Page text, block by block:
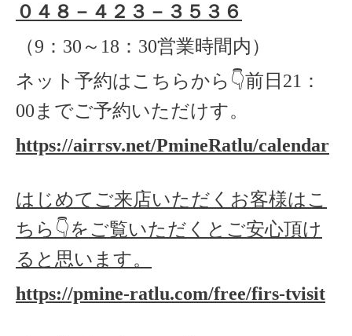
０４８－４２３－３５３６
（9 ： 30 ～ 18 ： 30営業時間内）
ネット予約はこちらから 👇前日 21 ：
00 までご予約いただけす。
https://airrsv.net/PmineRatlu/calendar
はじめてご来店いただくお客様はこ
ちら👇をご覧いただくとご安心頂け
ると思います。
https://pmine-ratlu.com/free/firs-tvisit